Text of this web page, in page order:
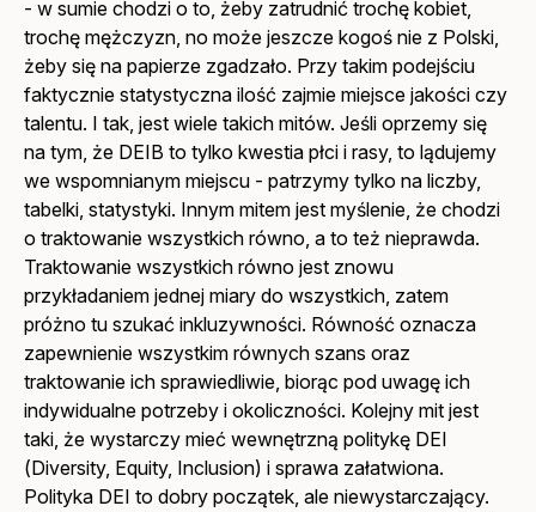
- w sumie chodzi o to, żeby zatrudnić trochę kobiet,
trochę mężczyzn, no może jeszcze kogoś nie z Polski,
żeby się na papierze zgadzało. Przy takim podejściu
faktycznie statystyczna ilość zajmie miejsce jakości czy
talentu. I tak, jest wiele takich mitów. Jeśli oprzemy się
na tym, że DEIB to tylko kwestia płci i rasy, to lądujemy
we wspomnianym miejscu - patrzymy tylko na liczby,
tabelki, statystyki. Innym mitem jest myślenie, że chodzi
o traktowanie wszystkich równo, a to też nieprawda.
Traktowanie wszystkich równo jest znowu
przykładaniem jednej miary do wszystkich, zatem
próżno tu szukać inkluzywności. Równość oznacza
zapewnienie wszystkim równych szans oraz
traktowanie ich sprawiedliwie, biorąc pod uwagę ich
indywidualne potrzeby i okoliczności. Kolejny mit jest
taki, że wystarczy mieć wewnętrzną politykę DEI
(Diversity, Equity, Inclusion) i sprawa załatwiona.
Polityka DEI to dobry początek, ale niewystarczający.